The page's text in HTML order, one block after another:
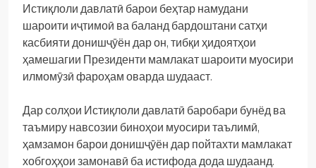
Истиқлоли давлатӣ барои беҳтар намудани
шароити иҷтимоӣ ва баланд бардоштани сатҳи
касбияти донишҷӯён дар он, тибқи ҳидоятҳои
ҳамешагии Президенти мамлакат шароити муосири
илмомӯзӣ фароҳам оварда шудааст.
Дар солҳои Истиқлоли давлатӣ баробари бунёд ва
таъмиру навсозии биноҳои муосири таълимӣ,
ҳамзамон барои донишҷӯён дар пойтахти мамлакат
хобгоҳҳои замонавӣ ба истифода дода шудаанд.